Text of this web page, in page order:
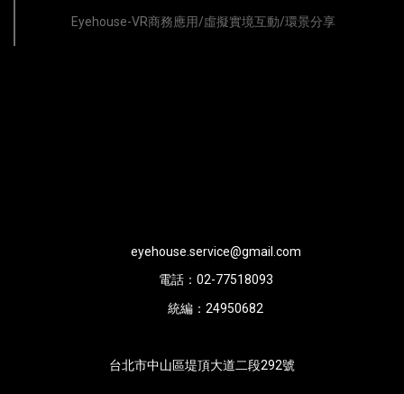
Eyehouse-VR商務應用/虛擬實境互動/環景分享
eyehouse.service@gmail.com
電話： 02-77518093
統編： 24950682
台北市中山區堤頂大道二段292號